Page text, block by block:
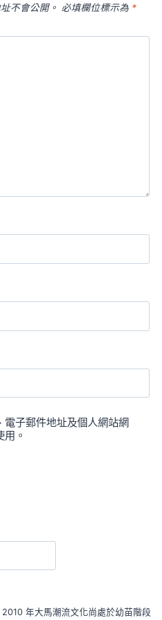
不會公開。 必填欄位標示為 *
電子郵件地址及個人網站網
。
年大馬潮流文化尚處於幼苗階段